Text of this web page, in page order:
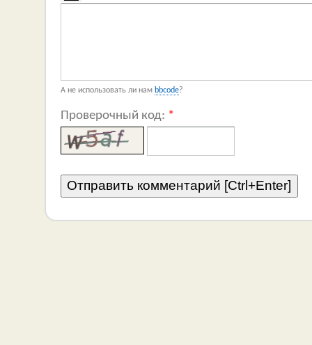
А не использовать ли нам bbcode?
Проверочный код: *